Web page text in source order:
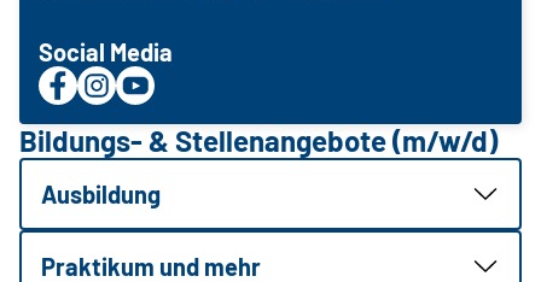
Social Media
Bildungs- & Stellenangebote (m/w/d)
Ausbildung
Praktikum und mehr